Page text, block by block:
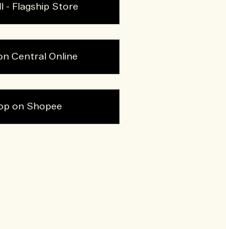
- Flagship Store
Central Online
on Shopee